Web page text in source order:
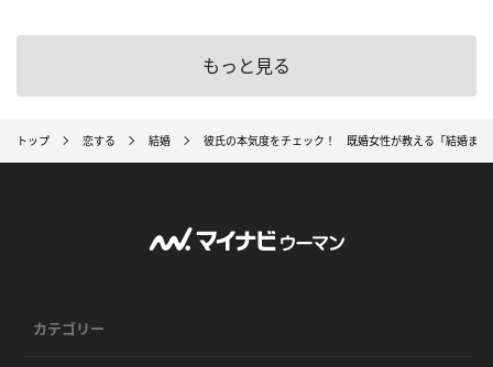
もっと見る
トップ 恋する 結婚 彼氏の本気度をチェック！ 既婚女性が教える「結婚まで
カテゴリー